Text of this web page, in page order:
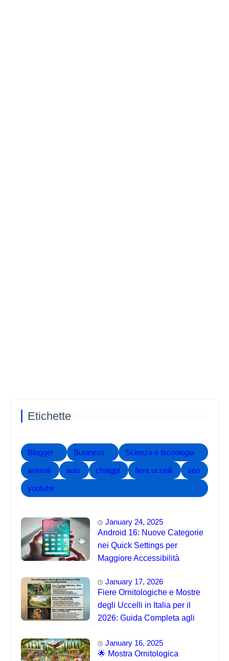
Etichette
Blogger Business Scienza e tecnologia
animali auto chatgpt fiera uccelli seo
youtube
January 24, 2025
Android 16: Nuove Categorie
nei Quick Settings per
Maggiore Accessibilità
January 17, 2026
Fiere Ornitologiche e Mostre
degli Uccelli in Italia per il
2026: Guida Completa agli
January 16, 2025
🌟 Mostra Ornitologica